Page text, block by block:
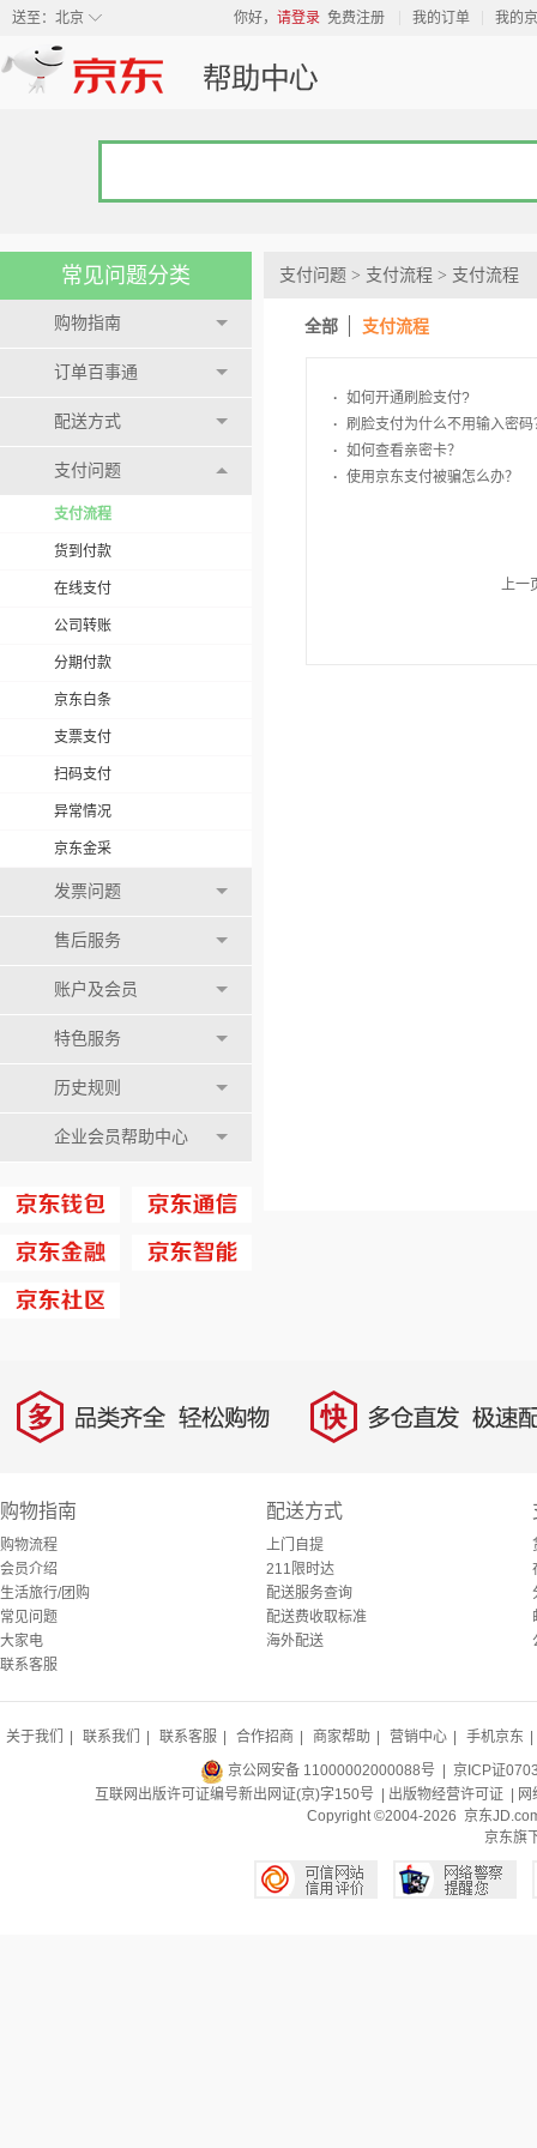
◇
送至： 北京 你好， 请登录 免费注册 我的订单 我的
常见问题分类
购物指南
订单百事通
配送方式
支付问题
支付流程
货到付款
在线支付
公司转账
分期付款
京东白条
支票支付
扫码支付
异常情况
京东金采
发票问题
售后服务
账户及会员
特色服务
历史规则
企业会员帮助中心
支付问题 > 支付流程 > 支付流程
全部 支付流程
· 如何开通刷脸支付?
· 刷脸支付为什么不用输入密码
· 如何查看亲密卡？
· 使用京东支付被骗怎么办？
上一
多 品类齐全，轻松购物 快 多仓直发，极速配
购物指南
购物流程
会员介绍
生活旅行/团购
常见问题
大家电
联系客服
配送方式
上门自提
211限时达
配送服务查询
配送费收取标准
海外配送
关于我们 联系我们 联系客服 合作招商 商家帮助 营销中心 手机京东
京公网安备 11000002000088号 | 京ICP证
互联网出版许可证编号新出网证(京)字150号 | 出版物经营许可证
Copyright ©2004-2026 京东
京东旗